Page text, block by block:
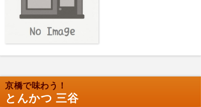
京橋で味わう！
とんかつ 三谷